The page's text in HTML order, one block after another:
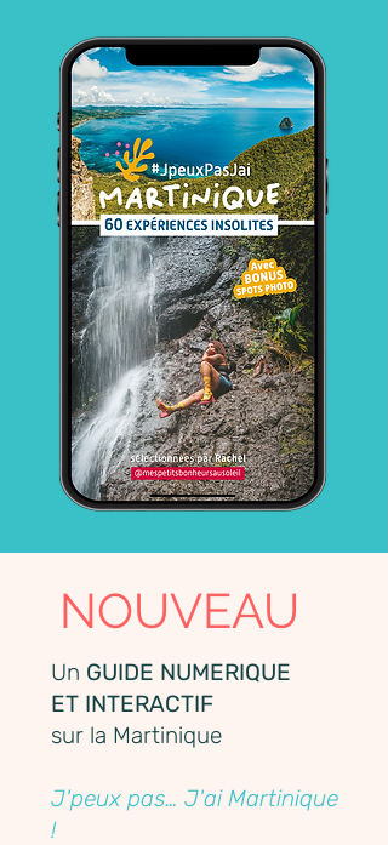
NOUVEAU
Un GUIDE NUMERIQUE
ET INTERACTIF
sur la Martinique
J'peux pas… J'ai Martinique
!